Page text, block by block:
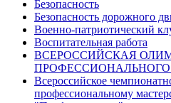
Безопасность
Безопасность дорожного
Военно-патриотический
Воспитательная работа
ВСЕРОССИЙСКАЯ
ПРОФЕССИОНАЛЬНОГО
Всероссийское
профессиональному